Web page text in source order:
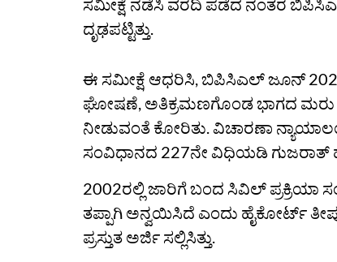
ಸಮೀಕ್ಷೆ ನಡೆಸಿ ವರದಿ ಪಡೆದ ನಂತರ
ದೃಢಪಟ್ಟಿತ್ತು.
ಈ ಸಮೀಕ್ಷೆ ಆಧರಿಸಿ, ಬಿಪಿಸಿಎಲ್ ಜೂನ್
ಘೋಷಣೆ, ಅತಿಕ್ರಮಣಗೊಂಡ ಭಾಗದ ಮರು
ನೀಡುವಂತೆ ಕೋರಿತು. ವಿಚಾರಣಾ
ಸಂವಿಧಾನದ 227ನೇ ವಿಧಿಯಡಿ ಗುಜರಾತ್‌
2002ರಲ್ಲಿ ಜಾರಿಗೆ ಬಂದ ಸಿವಿಲ್‌
ತಪ್ಪಾಗಿ ಅನ್ವಯಿಸಿದೆ ಎಂದು ಹೈಕೋರ್ಟ್‌
ಪ್ರಸ್ತುತ ಅರ್ಜಿ ಸಲ್ಲಿಸಿತ್ತು.